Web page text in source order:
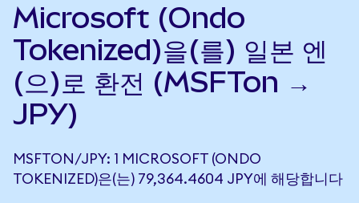
Microsoft (Ondo
Tokenized)을(를) 일본 엔
(으)로 환전 (MSFTon →
JPY)
MSFTON/JPY: 1 MICROSOFT (ONDO
TOKENIZED)은(는) 79,364.4604 JPY에 해당합니다